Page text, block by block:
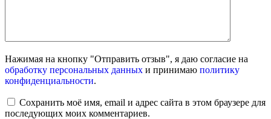
Нажимая на кнопку "Отправить отзыв", я даю согласие на
обработку персональных данных и принимаю политику
конфиденциальности.
Сохранить моё имя, email и адрес сайта в этом браузере для
последующих моих комментариев.